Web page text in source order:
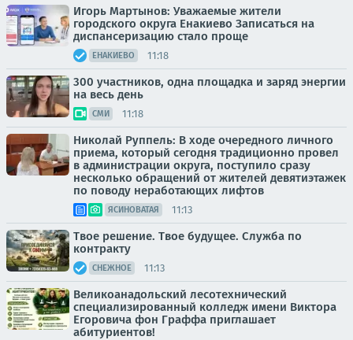
Игорь Мартынов: Уважаемые жители
городского округа Енакиево Записаться на
диспансеризацию стало проще
ЕНАКИЕВО 11:18
300 участников, одна площадка и заряд энергии
на весь день
СМИ 11:18
Николай Руппель: В ходе очередного личного
приема, который сегодня традиционно провел
в администрации округа, поступило сразу
несколько обращений от жителей девятиэтажек
по поводу неработающих лифтов
ЯСИНОВАТАЯ 11:13
Твое решение. Твое будущее. Служба по
контракту
СНЕЖНОЕ 11:13
Великоанадольский лесотехнический
специализированный колледж имени Виктора
Егоровича фон Граффа приглашает
абитуриентов!